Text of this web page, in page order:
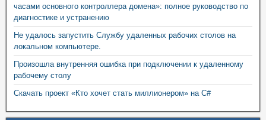
часами основного контроллера домена»: полное руководство по
диагностике и устранению
Не удалось запустить Службу удаленных рабочих столов на
локальном компьютере.
Произошла внутренняя ошибка при подключении к удаленному
рабочему столу
Скачать проект «Кто хочет стать миллионером» на C#